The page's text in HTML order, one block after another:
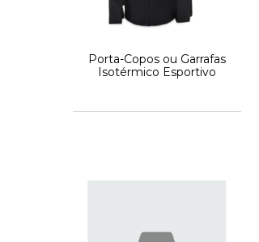
Porta-Copos ou Garrafas
Isotérmico Esportivo